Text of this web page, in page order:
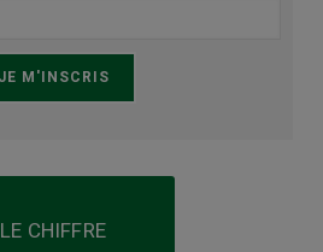
LE CHIFFRE